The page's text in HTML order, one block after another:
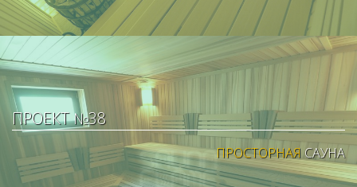
ПРОЕКТ №38
ПРОСТОРНАЯ САУНА